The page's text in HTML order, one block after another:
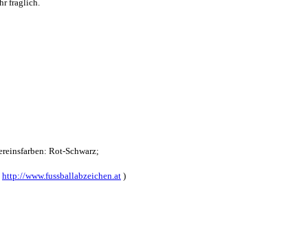
fraglich.
Rot-Schwarz;
http://www.fussballabzeichen.at )